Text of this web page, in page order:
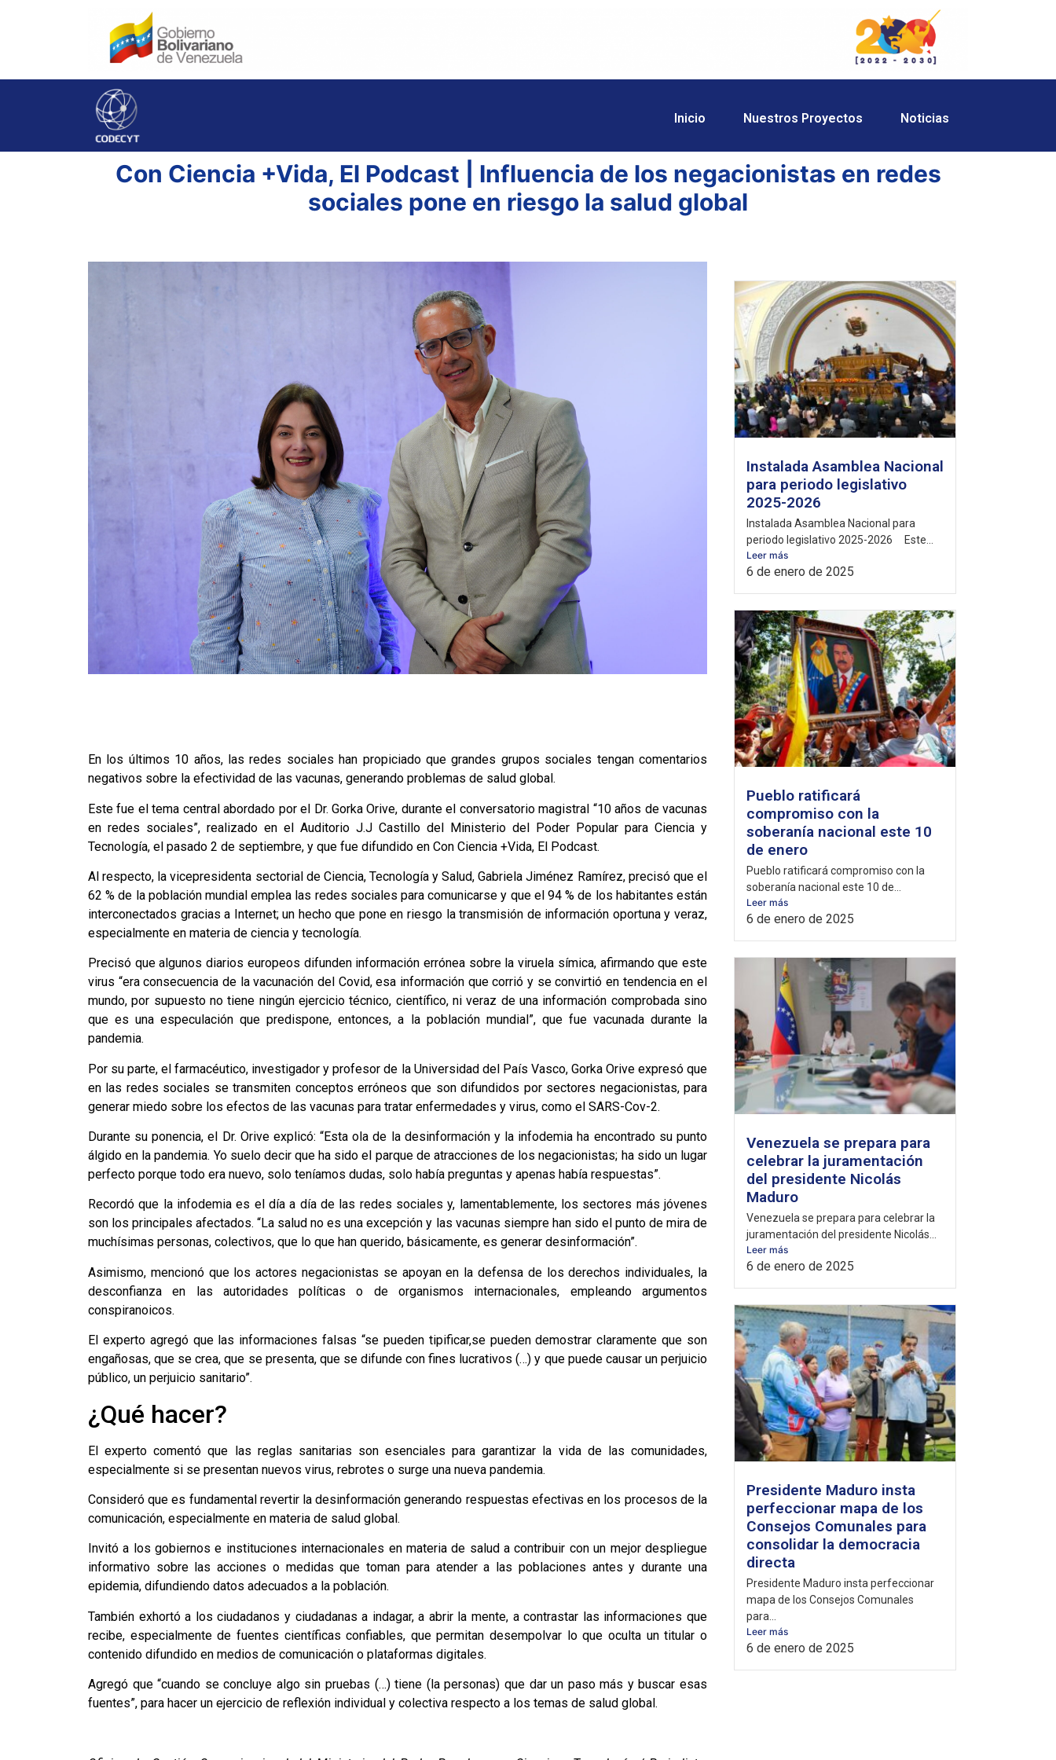
Inicio Nuestros Proyectos Noticias
Con Ciencia +Vida, El Podcast | Influencia de los negacionistas en redes
sociales pone en riesgo la salud global
En los últimos 10 años, las redes sociales han propiciado que grandes grupos sociales tengan comentarios
negativos sobre la efectividad de las vacunas, generando problemas de salud global.
Este fue el tema central abordado por el Dr. Gorka Orive, durante el conversatorio magistral “10 años de vacunas
en redes sociales”, realizado en el Auditorio J.J Castillo del Ministerio del Poder Popular para Ciencia y
Tecnología, el pasado 2 de septiembre, y que fue difundido en Con Ciencia +Vida, El Podcast.
Al respecto, la vicepresidenta sectorial de Ciencia, Tecnología y Salud, Gabriela Jiménez Ramírez, precisó que el
62 % de la población mundial emplea las redes sociales para comunicarse y que el 94 % de los habitantes están
interconectados gracias a Internet; un hecho que pone en riesgo la transmisión de información oportuna y veraz,
especialmente en materia de ciencia y tecnología.
Precisó que algunos diarios europeos difunden información errónea sobre la viruela símica, afirmando que este
virus “era consecuencia de la vacunación del Covid, esa información que corrió y se convirtió en tendencia en el
mundo, por supuesto no tiene ningún ejercicio técnico, científico, ni veraz de una información comprobada sino
que es una especulación que predispone, entonces, a la población mundial”, que fue vacunada durante la
pandemia.
Por su parte, el farmacéutico, investigador y profesor de la Universidad del País Vasco, Gorka Orive expresó que
en las redes sociales se transmiten conceptos erróneos que son difundidos por sectores negacionistas, para
generar miedo sobre los efectos de las vacunas para tratar enfermedades y virus, como el SARS-Cov-2.
Durante su ponencia, el Dr. Orive explicó: “Esta ola de la desinformación y la infodemia ha encontrado su punto
álgido en la pandemia. Yo suelo decir que ha sido el parque de atracciones de los negacionistas; ha sido un lugar
perfecto porque todo era nuevo, solo teníamos dudas, solo había preguntas y apenas había respuestas”.
Recordó que la infodemia es el día a día de las redes sociales y, lamentablemente, los sectores más jóvenes
son los principales afectados. “La salud no es una excepción y las vacunas siempre han sido el punto de mira de
muchísimas personas, colectivos, que lo que han querido, básicamente, es generar desinformación”.
Asimismo, mencionó que los actores negacionistas se apoyan en la defensa de los derechos individuales, la
desconfianza en las autoridades políticas o de organismos internacionales, empleando argumentos
conspiranoicos.
El experto agregó que las informaciones falsas “se pueden tipificar,se pueden demostrar claramente que son
engañosas, que se crea, que se presenta, que se difunde con fines lucrativos (…) y que puede causar un perjuicio
público, un perjuicio sanitario”.
¿Qué hacer?
El experto comentó que las reglas sanitarias son esenciales para garantizar la vida de las comunidades,
especialmente si se presentan nuevos virus, rebrotes o surge una nueva pandemia.
Consideró que es fundamental revertir la desinformación generando respuestas efectivas en los procesos de la
comunicación, especialmente en materia de salud global.
Invitó a los gobiernos e instituciones internacionales en materia de salud a contribuir con un mejor despliegue
informativo sobre las acciones o medidas que toman para atender a las poblaciones antes y durante una
epidemia, difundiendo datos adecuados a la población.
También exhortó a los ciudadanos y ciudadanas a indagar, a abrir la mente, a contrastar las informaciones que
recibe, especialmente de fuentes científicas confiables, que permitan desempolvar lo que oculta un titular o
contenido difundido en medios de comunicación o plataformas digitales.
Agregó que “cuando se concluye algo sin pruebas (…) tiene (la personas) que dar un paso más y buscar esas
fuentes”, para hacer un ejercicio de reflexión individual y colectiva respecto a los temas de salud global.
Instalada Asamblea Nacional
para periodo legislativo
2025-2026
Instalada Asamblea Nacional para
periodo legislativo 2025-2026 Este...
Leer más
6 de enero de 2025
Pueblo ratificará
compromiso con la
soberanía nacional este 10
de enero
Pueblo ratificará compromiso con la
soberanía nacional este 10 de...
Leer más
6 de enero de 2025
Venezuela se prepara para
celebrar la juramentación
del presidente Nicolás
Maduro
Venezuela se prepara para celebrar la
juramentación del presidente Nicolás...
Leer más
6 de enero de 2025
Presidente Maduro insta
perfeccionar mapa de los
Consejos Comunales para
consolidar la democracia
directa
Presidente Maduro insta perfeccionar
mapa de los Consejos Comunales
para...
Leer más
6 de enero de 2025